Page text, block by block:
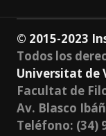
© 2015-2023
Todos los
Universitat de
Facultat de
Av. Blasco
Teléfono: (34)